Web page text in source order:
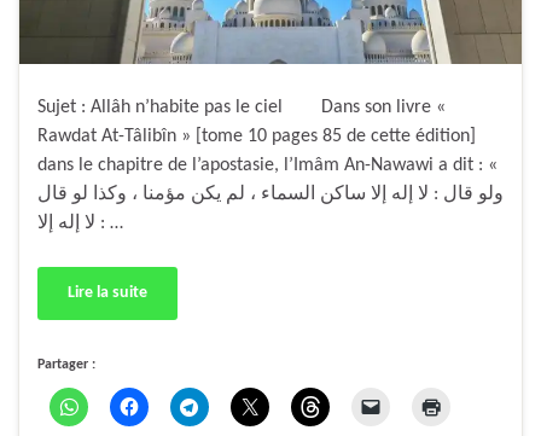
Sujet : Allâh n’habite pas le ciel Dans son livre «
Rawdat At-Tâlibîn » [tome 10 pages 85 de cette édition]
dans le chapitre de l’apostasie, l’Imâm An-Nawawi a dit : «
ولو قال : لا إله إلا ساكن السماء ، لم يكن مؤمنا ، وكذا لو قال
: لا إله إلا …
Lire la suite
Partager :